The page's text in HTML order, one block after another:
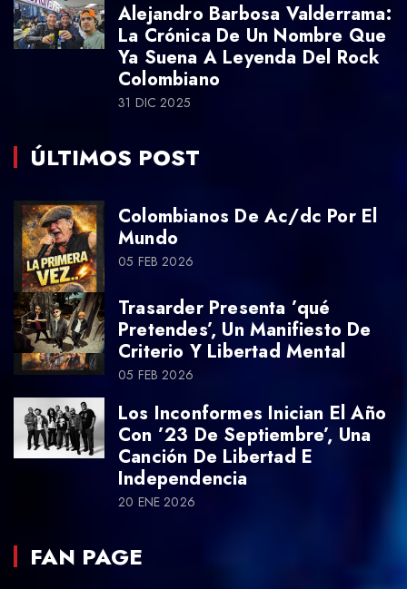
Alejandro Barbosa Valderrama:
La Crónica De Un Nombre Que
Ya Suena A Leyenda Del Rock
Colombiano
31 DIC 2025
ÚLTIMOS POST
Colombianos De Ac/dc Por El
Mundo
05 FEB 2026
Trasarder Presenta ’qué
Pretendes’, Un Manifiesto De
Criterio Y Libertad Mental
05 FEB 2026
Los Inconformes Inician El Año
Con ’23 De Septiembre’, Una
Canción De Libertad E
Independencia
20 ENE 2026
FAN PAGE